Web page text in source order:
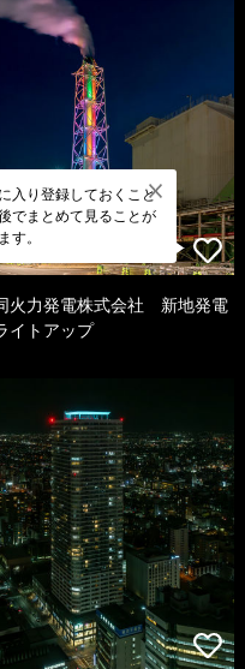
入り登録しておくこと
でまとめて見ることが
す。
火力発電株式会社 新地発電
イトアップ